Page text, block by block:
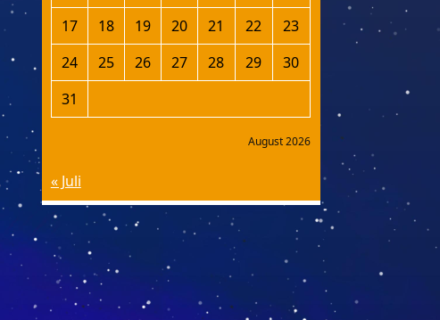
August 2026
17
18 19 20 21 22
23
24
25 26 27 28 29
30
31
« Juli